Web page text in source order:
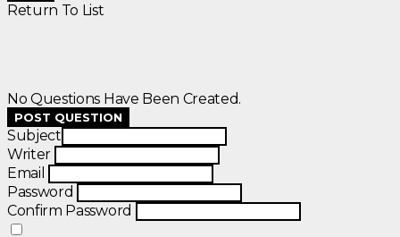
Return To List
No Questions Have Been Created.
POST QUESTION
Subject
Writer
Email
Password
Confirm Password